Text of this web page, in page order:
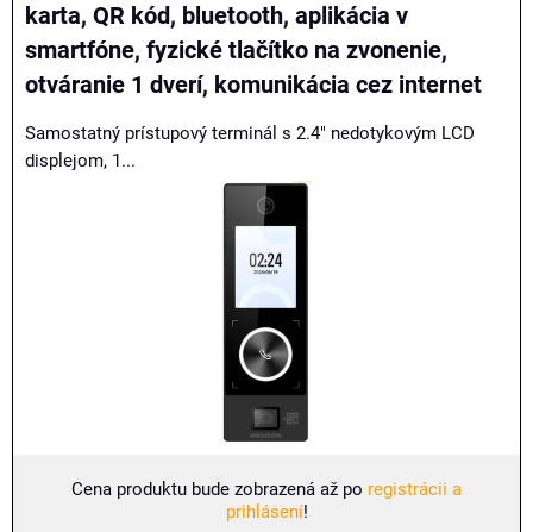
karta, QR kód, bluetooth, aplikácia v
smartfóne, fyzické tlačítko na zvonenie,
otváranie 1 dverí, komunikácia cez internet
Samostatný prístupový terminál s 2.4" nedotykovým LCD
displejom, 1...
Cena produktu bude zobrazená až po registrácii a
prihlásení!